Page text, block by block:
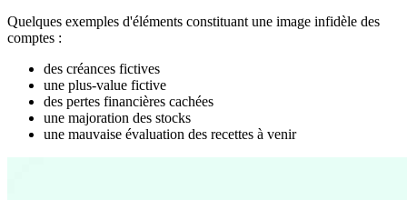
Quelques exemples d'éléments constituant une image infidèle des
comptes :
des créances fictives
une plus-value fictive
des pertes financières cachées
une majoration des stocks
une mauvaise évaluation des recettes à venir